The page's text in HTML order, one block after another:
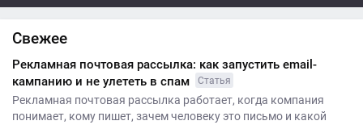
Свежее
Рекламная почтовая рассылка: как запустить email-
кампанию и не улететь в спам
Статья
Рекламная почтовая рассылка работает, когда компания
понимает, кому пишет, зачем человеку это письмо и какой